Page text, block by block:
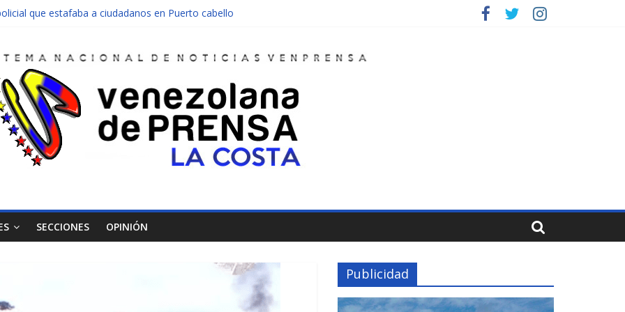
que estafaba a ciudadanos en Puerto cabello
abandonado de Chichiriviche
entre Colombia y Margarita el 27 de junio
SECCIONES OPINIÓN
Publicidad